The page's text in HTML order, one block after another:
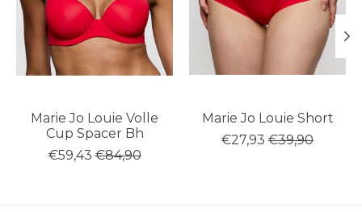
Marie Jo Louie Volle
Cup Spacer Bh
€59,43 €84,90
Marie Jo Louie Short
€27,93 €39,90